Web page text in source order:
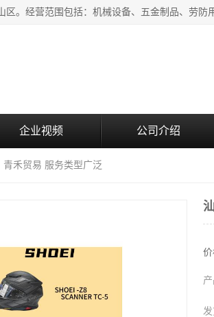
企业视频 公司介绍
青禾贸易 服务类型广泛
价
产
发